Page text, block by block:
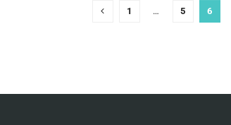
1 … 5 6